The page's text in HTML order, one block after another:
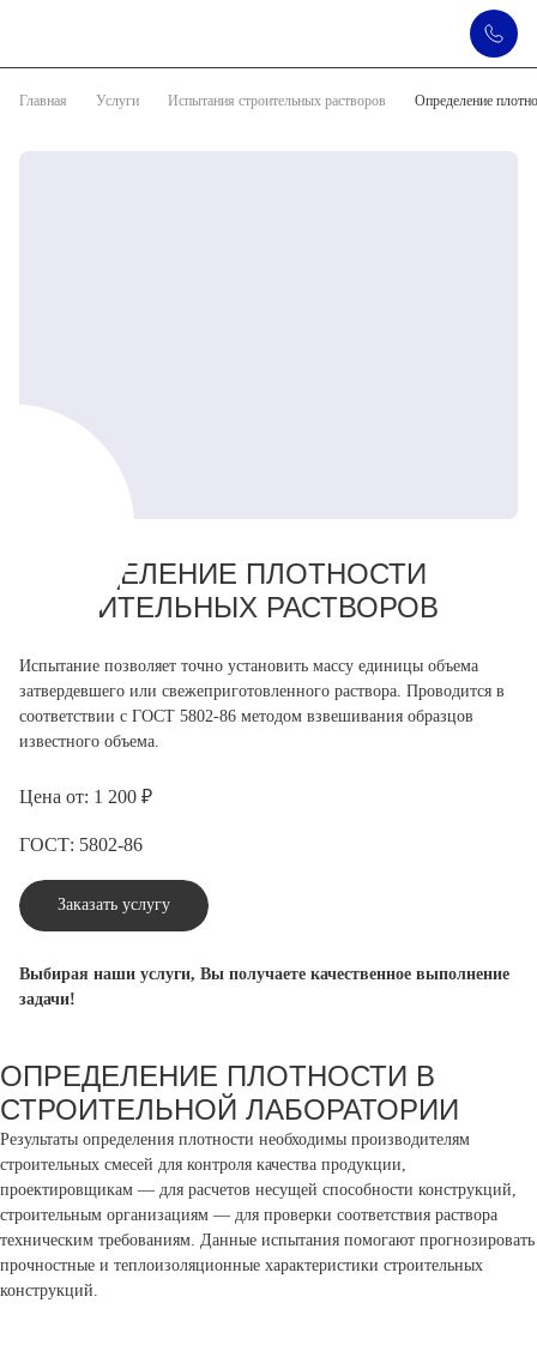
Главная Услуги Испытания строительных растворов Определение
ОПРЕДЕЛЕНИЕ ПЛОТНОСТИ
СТРОИТЕЛЬНЫХ РАСТВОРОВ
Цена от: 1 200 ₽
Испытание позволяет точно установить массу единицы объема
затвердевшего или свежеприготовленного раствора. Проводится в
соответствии с ГОСТ 5802-86 методом взвешивания образцов
известного объема.
ГОСТ: 5802-86
Заказать услугу
Выбирая наши услуги, Вы получаете качественное выполнение
задачи!
ОПРЕДЕЛЕНИЕ ПЛОТНОСТИ В
СТРОИТЕЛЬНОЙ ЛАБОРАТОРИИ
Результаты определения плотности необходимы производителям
строительных смесей для контроля качества продукции,
проектировщикам — для расчетов несущей способности конструкций,
строительным организациям — для проверки соответствия раствора
техническим требованиям. Данные испытания помогают прогнозировать
прочностные и теплоизоляционные характеристики строительных
конструкций.